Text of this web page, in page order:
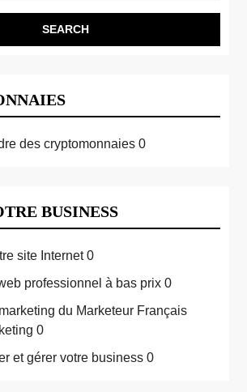
des cryptomonnaies 0
BUSINESS
site Internet0
professionnel à bas prix 0
du Marketeur Français
0
et gérer votre business 0